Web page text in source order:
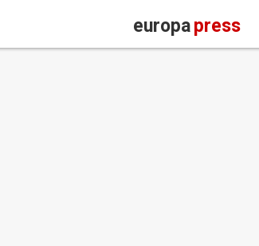
europapress